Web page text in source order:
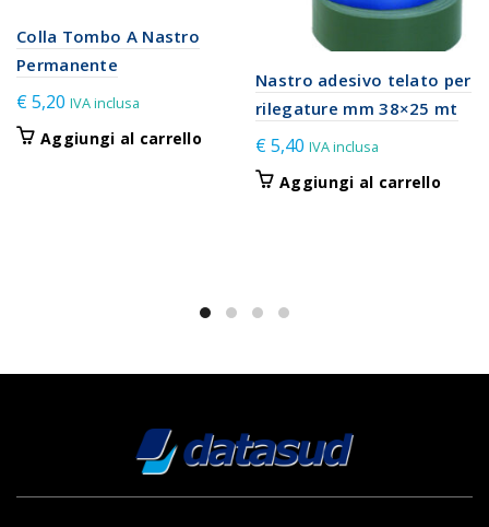
Colla Tombo A Nastro
Permanente
€5,20 IVA inclusa
Aggiungi al carrello
Nastro adesivo telato per
rilegature mm 38×25 mt
€5,40 IVA inclusa
Aggiungi al carrello